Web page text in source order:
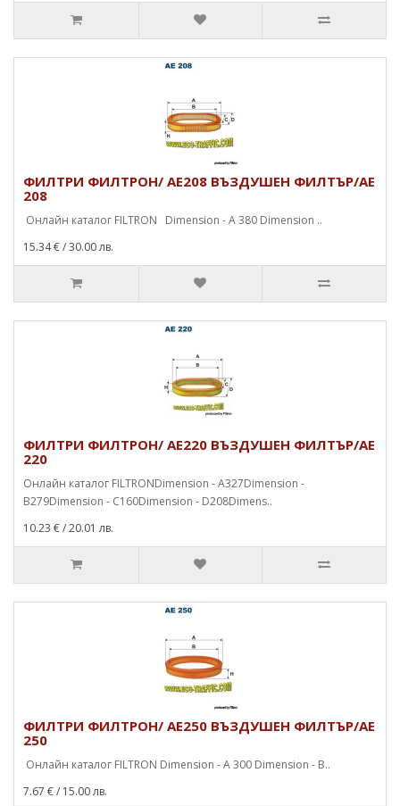
ФИЛТРИ ФИЛТРОН/ AE208 ВЪЗДУШЕН ФИЛТЪР/AE
208
Онлайн каталог FILTRON Dimension - A 380 Dimension ..
15.34 €/ 30.00 лв.
ФИЛТРИ ФИЛТРОН/ AE220 ВЪЗДУШЕН ФИЛТЪР/AЕ
220
Онлайн каталог FILTRONDimension - A327Dimension -
B279Dimension - C160Dimension - D208Dimens..
10.23 €/ 20.01 лв.
ФИЛТРИ ФИЛТРОН/ AE250 ВЪЗДУШЕН ФИЛТЪР/AE
250
Онлайн каталог FILTRON Dimension - A 300 Dimension - B..
7.67 €/ 15.00 лв.